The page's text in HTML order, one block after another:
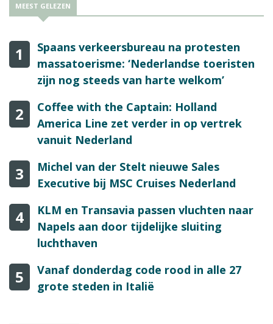
MEEST GELEZEN
1
Spaans verkeersbureau na protesten
massatoerisme: ‘Nederlandse toeristen
zijn nog steeds van harte welkom’
2
Coffee with the Captain: Holland
America Line zet verder in op vertrek
vanuit Nederland
3
Michel van der Stelt nieuwe Sales
Executive bij MSC Cruises Nederland
4
KLM en Transavia passen vluchten naar
Napels aan door tijdelijke sluiting
luchthaven
5
Vanaf donderdag code rood in alle 27
grote steden in Italië